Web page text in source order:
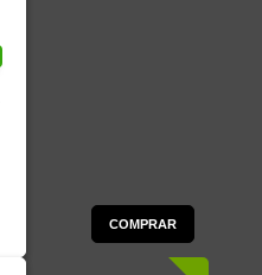
COMPRAR